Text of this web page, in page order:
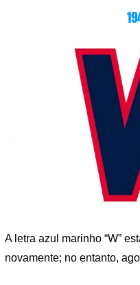
A letra azul marinho “W”
novamente; no entanto,